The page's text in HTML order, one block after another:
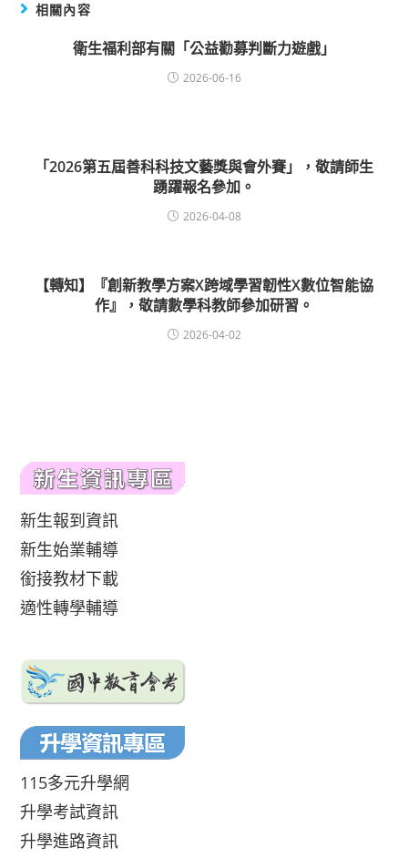
相關內容
衛生福利部有關「公益勸募判斷力遊戲」
2026-06-16
「2026第五屆善科科技文藝獎與會外賽」，敬請師生
踴躍報名參加。
2026-04-08
【轉知】『創新教學方案X跨域學習韌性X數位智能協
作』，敬請數學科教師參加研習。
2026-04-02
新生報到資訊
新生始業輔導
銜接教材下載
適性轉學輔導
115多元升學網
升學考試資訊
升學進路資訊